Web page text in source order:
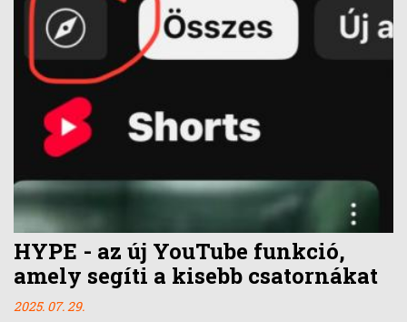
HYPE - az új YouTube funkció,
amely segíti a kisebb csatornákat
2025. 07. 29.